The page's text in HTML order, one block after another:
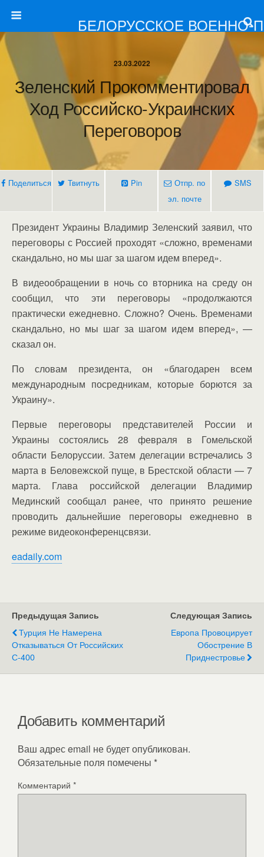
БЕЛОРУССКОЕ ВОЕННО-
23.03.2022
Зеленский Прокомментировал
Ход Российско-Украинских
Переговоров
Поделиться Твитнуть Pin
Отпр. по
эл. почте
SMS
Президент Украины Владимир Зеленский заявил, что
переговоры с Россией проходят «сложно, временами
скандально, но мы шаг за шагом идем вперед».
В видеообращении в ночь со вторника на среду он
сообщил, что эти переговоры «продолжаются
практически ежедневно. Сложно? Очень. Временами
скандально, но мы шаг за шагом идем вперед», —
сказал он.
По словам президента, он «благодарен всем
международным посредникам, которые борются за
Украину».
Первые переговоры представителей России и
Украины состоялись 28 февраля в Гомельской
области Белоруссии. Затем делегации встречались 3
марта в Беловежской пуще, в Брестской области — 7
марта. Глава российской делегации Владимир
Мединский сообщал ранее, что принято решение
проводить дальнейшие переговоры ежедневно в
режиме видеоконференцсвязи.
eadaily.com
Предыдущая Запись
Турция Не Намерена
Отказываться От Российских
С-400
Следующая Запись
Европа Провоцирует
Обострение В
Приднестровье
Добавить комментарий
Ваш адрес email не будет опубликован.
Обязательные поля помечены *
Комментарий *